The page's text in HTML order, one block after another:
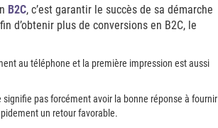
B2C, c’est garantir le succès de sa démarche
d’obtenir plus de conversions en B2C, le
au téléphone et la première impression est aussi
signifie pas forcément avoir la bonne réponse à fournir
un retour favorable.